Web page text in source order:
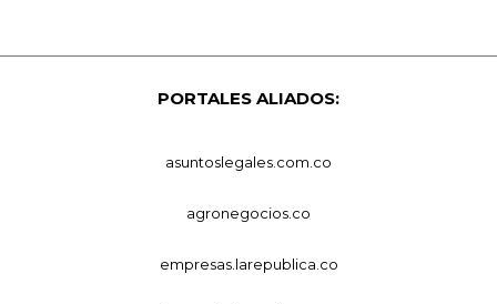
PORTALES ALIADOS:
asuntoslegales.com.co
agronegocios.co
empresas.larepublica.co